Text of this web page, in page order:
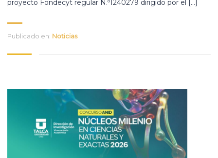
proyecto Fondecyt regular N.º1240279 dirigido por el […]
Publicado en: Noticias